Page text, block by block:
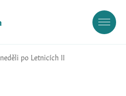
po Letnicích II